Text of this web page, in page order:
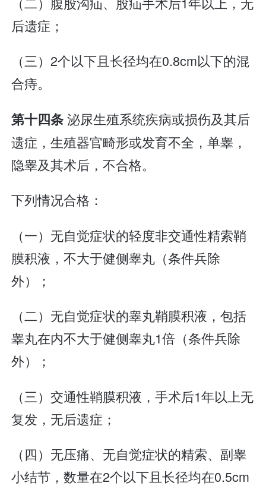
后遗症；
（三）2个以下且长径均在0.8cm以下的混
合痔。
第十四条泌尿生殖系统疾病或损伤及其后
遗症，生殖器官畸形或发育不全，单睾，
隐睾及其术后，不合格。
下列情况合格：
（一）无自觉症状的轻度非交通性精索鞘
膜积液，不大于健侧睾丸（条件兵除
外）；
（二）无自觉症状的睾丸鞘膜积液，包括
睾丸在内不大于健侧睾丸1倍（条件兵除
外）；
（三）交通性鞘膜积液，手术后1年以上无
复发，无后遗症；
（四）无压痛、无自觉症状的精索、副睾
小结节，数量在2个以下且长径均在0.5cm